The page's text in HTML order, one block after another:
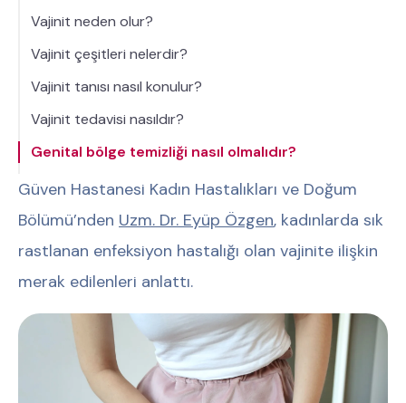
Vajinit neden olur?
Vajinit çeşitleri nelerdir?
Vajinit tanısı nasıl konulur?
Vajinit tedavisi nasıldır?
Genital bölge temizliği nasıl olmalıdır?
Güven Hastanesi Kadın Hastalıkları ve Doğum
Bölümü’nden Uzm. Dr. Eyüp Özgen, kadınlarda sık
rastlanan enfeksiyon hastalığı olan vajinite ilişkin
merak edilenleri anlattı.